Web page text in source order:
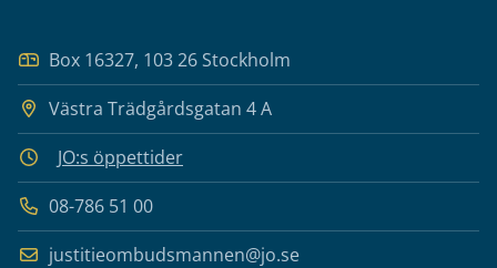
Box 16327, 103 26 Stockholm
Västra Trädgårdsgatan 4 A
JO:s öppettider
08-786 51 00
justitieombudsmannen@jo.se